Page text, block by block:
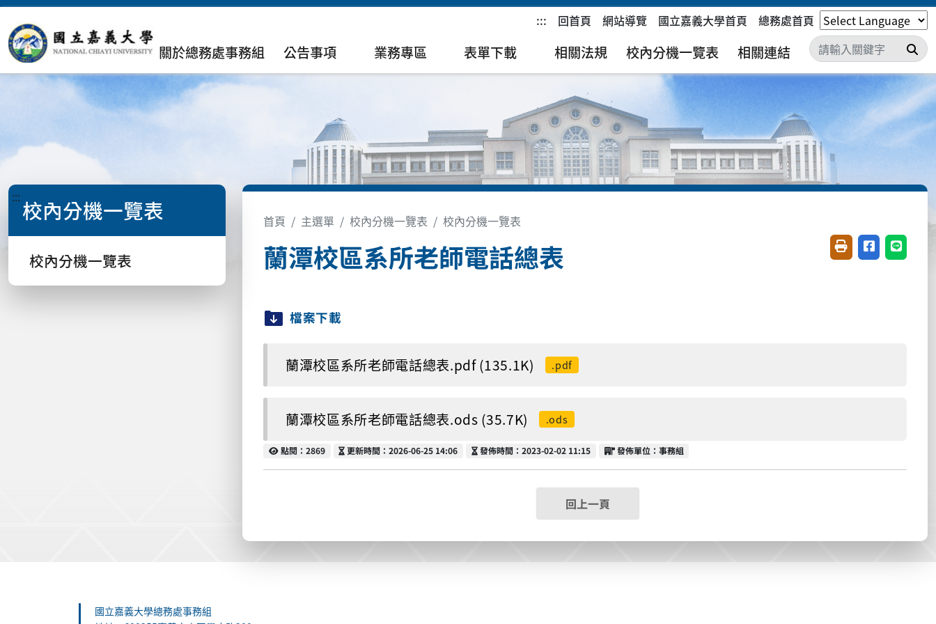
::: 回首頁 網站導覽 國立嘉義大學首頁 總務處首頁
關於總務處事務組 公告事項 業務專區 表單下載 相關法規 校內分機一覽表 相關連結 搜
::: 校內分機一覽表
校內分機一覽表
首頁 主選單 校內分機一覽表 校內分機一覽表
蘭潭校區系所老師電話總表 友善列印(開新視窗)
分享至臉書(
分享至
檔案下載
蘭潭校區系所老師電話總表.pdf (135.1K) .pdf
蘭潭校區系所老師電話總表.ods (35.7K) .ods
點閱
點閱：2869 更新時間
更新時間：2026-06-25 14:06 發佈時間
發佈時間：2023-02-02 11:15 發佈單位
發佈單位：事務組
回上一頁
國立嘉義大學總務處事務組